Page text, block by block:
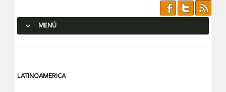
MENÚ
LATINOAMERICA